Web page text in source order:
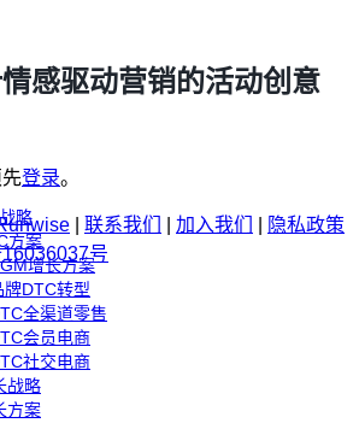
略
方案
增长方案
牌DTC转型
全渠道零售
会员电商
社交电商
战略
方案
感驱动营销的活动创意
登录。
联系我们 加入我们
隐私政策
号